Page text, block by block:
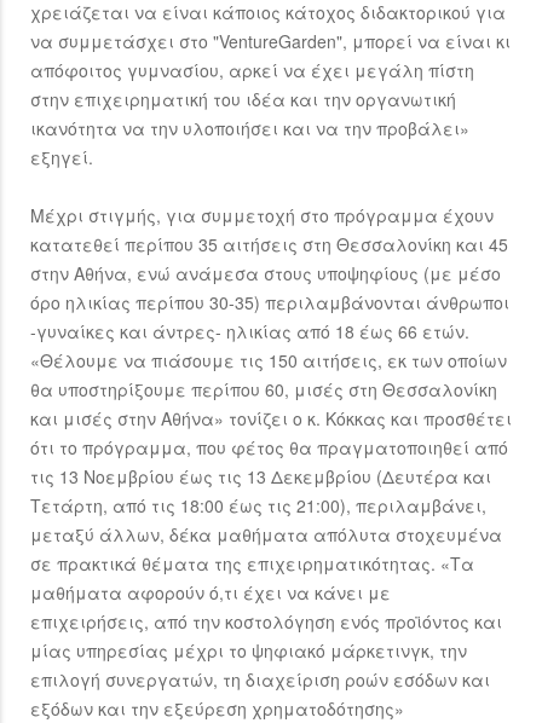
χρειάζεται να είναι κάποιος κάτοχος διδακτορικού για
να συμμετάσχει στο "VentureGarden", μπορεί να είναι κι
απόφοιτος γυμνασίου, αρκεί να έχει μεγάλη πίστη
στην επιχειρηματική του ιδέα και την οργανωτική
ικανότητα να την υλοποιήσει και να την προβάλει»
εξηγεί.
Μέχρι στιγμής, για συμμετοχή στο πρόγραμμα έχουν
κατατεθεί περίπου 35 αιτήσεις στη Θεσσαλονίκη και 45
στην Αθήνα, ενώ ανάμεσα στους υποψηφίους (με μέσο
όρο ηλικίας περίπου 30-35) περιλαμβάνονται άνθρωποι
-γυναίκες και άντρες- ηλικίας από 18 έως 66 ετών.
«Θέλουμε να πιάσουμε τις 150 αιτήσεις, εκ των οποίων
θα υποστηρίξουμε περίπου 60, μισές στη Θεσσαλονίκη
και μισές στην Αθήνα» τονίζει ο κ. Κόκκας και προσθέτει
ότι το πρόγραμμα, που φέτος θα πραγματοποιηθεί από
τις 13 Νοεμβρίου έως τις 13 Δεκεμβρίου (Δευτέρα και
Τετάρτη, από τις 18:00 έως τις 21:00), περιλαμβάνει,
μεταξύ άλλων, δέκα μαθήματα απόλυτα στοχευμένα
σε πρακτικά θέματα της επιχειρηματικότητας. «Τα
μαθήματα αφορούν ό,τι έχει να κάνει με
επιχειρήσεις, από την κοστολόγηση ενός προϊόντος και
μίας υπηρεσίας μέχρι το ψηφιακό μάρκετινγκ, την
επιλογή συνεργατών, τη διαχείριση ροών εσόδων και
εξόδων και την εξεύρεση χρηματοδότησης»